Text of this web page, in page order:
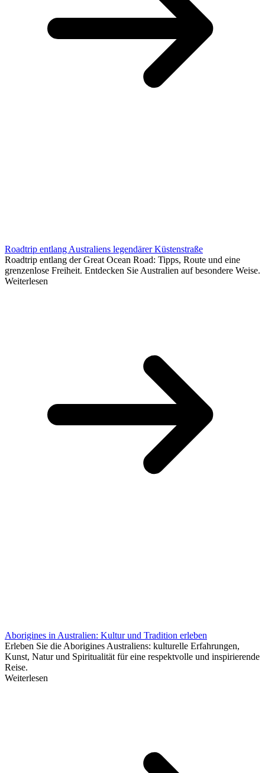
Roadtrip entlang Australiens legendärer Küstenstraße
Roadtrip entlang der Great Ocean Road: Tipps, Route und eine
grenzenlose Freiheit. Entdecken Sie Australien auf besondere Weise.
Weiterlesen
Aborigines in Australien: Kultur und Tradition erleben
Erleben Sie die Aborigines Australiens: kulturelle Erfahrungen,
Kunst, Natur und Spiritualität für eine respektvolle und inspirierende
Reise.
Weiterlesen